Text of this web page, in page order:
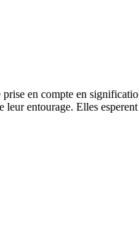
en compte en
entourage. Elles